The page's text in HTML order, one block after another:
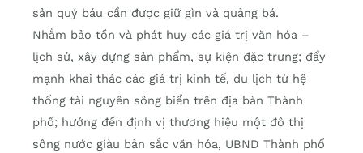
sản quý báu cần được giữ gìn và quảng bá.
Nhằm bảo tồn và phát huy các giá trị văn hóa –
lịch sử, xây dựng sản phẩm, sự kiện đặc trưng; đẩy
mạnh khai thác các giá trị kinh tế, du lịch từ hệ
thống tài nguyên sông biển trên địa bàn Thành
phố; hướng đến định vị thương hiệu một đô thị
sông nước giàu bản sắc văn hóa, UBND Thành phố